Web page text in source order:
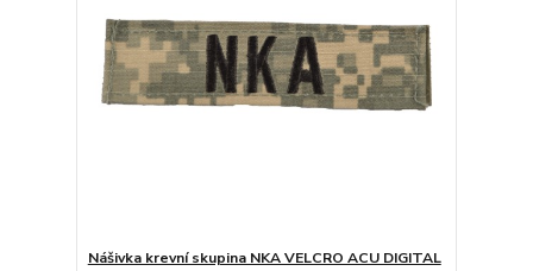
Nášivka krevní skupina NKA VELCRO ACU DIGITAL